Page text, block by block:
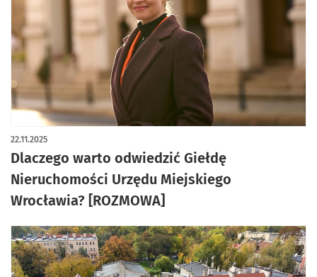
Dlaczego warto odwiedzić Giełdę
Nieruchomości Urzędu Miejskiego
Wrocławia? [ROZMOWA]
22.11.2025